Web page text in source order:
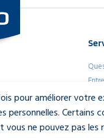
pour améliorer votre
Certains
ne pouvez pas les